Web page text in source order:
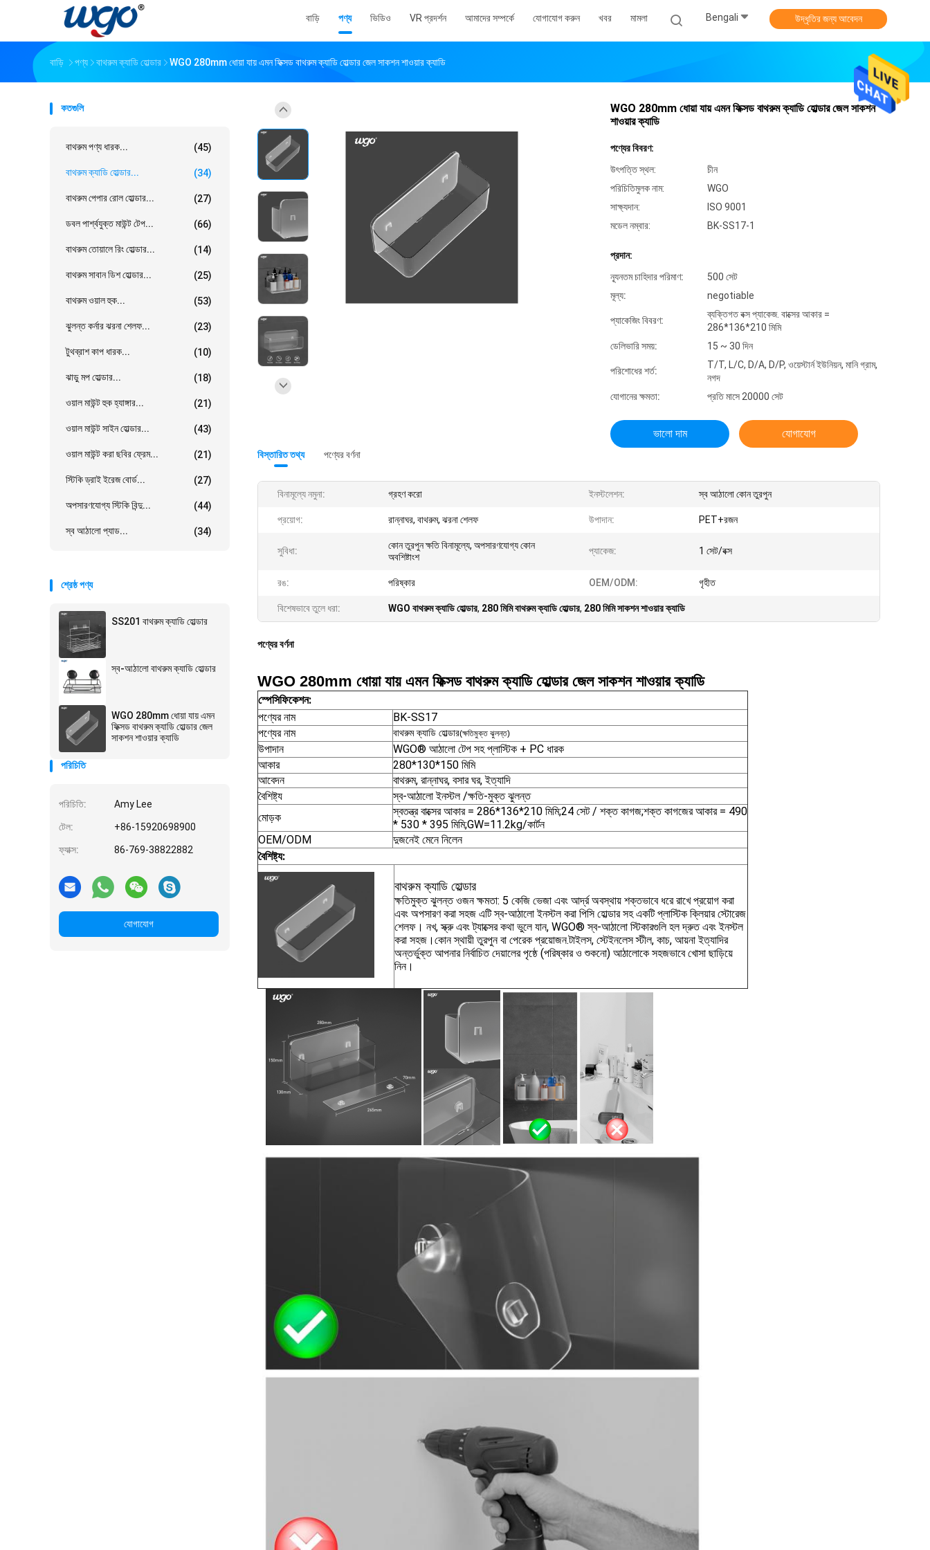
বাড়ি পণ্য ভিডিও VR প্রদর্শন আমাদের সম্পর্কে যোগাযোগ করুন খবর মামলা Bengali উদ্ধৃতির জন্য আবেদন
বাড়ি পণ্য বাথরুম ক্যাডি হোল্ডার WGO 280mm ধোয়া যায় এমন ফিক্সড বাথরুম ক্যাডি হোল্ডার জেল সাকশন শাওয়ার ক্যাডি
কতগুলি
বাথরুম পণ্য ধারক... (45)
বাথরুম ক্যাডি হোল্ডার... (34)
বাথরুম পেপার রোল হোল্ডার... (27)
ডবল পার্শ্বযুক্ত মাউন্ট টেপ... (66)
বাথরুম তোয়ালে রিং হোল্ডার... (14)
বাথরুম সাবান ডিশ হোল্ডার... (25)
বাথরুম ওয়াল হুক... (53)
ঝুলন্ত কর্নার ঝরনা শেলফ... (23)
টুথব্রাশ কাপ ধারক... (10)
ঝাড়ু মপ হোল্ডার... (18)
ওয়াল মাউন্ট হুক হ্যাঙ্গার... (21)
ওয়াল মাউন্ট সাইন হোল্ডার... (43)
ওয়াল মাউন্ট করা ছবির ফ্রেম... (21)
স্টিকি ড্রাই ইরেজ বোর্ড... (27)
অপসারণযোগ্য স্টিকি বিন্দু... (44)
স্ব আঠালো প্যাড... (34)
শ্রেষ্ঠ পণ্য
SS201 বাথরুম ক্যাডি হোল্ডার
স্ব-আঠালো বাথরুম ক্যাডি হোল্ডার
WGO 280mm ধোয়া যায় এমন
ফিক্সড বাথরুম ক্যাডি হোল্ডার জেল
সাকশন শাওয়ার ক্যাডি
পরিচিতি
পরিচিতি: Amy Lee
টেল: +86-15920698900
ফ্যাক্স: 86-769-38822882
যোগাযোগ
WGO 280mm ধোয়া যায় এমন ফিক্সড বাথরুম ক্যাডি হোল্ডার জেল সাকশন
শাওয়ার ক্যাডি
পণ্যের বিবরণ:
উৎপত্তি স্থল:
চীন
পরিচিতিমুলক নাম:
WGO
সাক্ষ্যদান:
ISO 9001
মডেল নম্বার:
BK-SS17-1
প্রদান:
ন্যূনতম চাহিদার পরিমাণ:
500 সেট
মূল্য:
negotiable
প্যাকেজিং বিবরণ:
ব্যক্তিগত বক্স প্যাকেজ. বাক্সের আকার =
286*136*210 মিমি
ডেলিভারি সময়:
15 ~ 30 দিন
পরিশোধের শর্ত:
T/T, L/C, D/A, D/P, ওয়েস্টার্ন ইউনিয়ন, মানি গ্রাম,
নগদ
যোগানের ক্ষমতা:
প্রতি মাসে 20000 সেট
ভালো দাম যোগাযোগ
বিস্তারিত তথ্য পণ্যের বর্ণনা
বিনামূল্যে নমুনা: গ্রহণ করো ইনস্টলেশন: স্ব আঠালো কোন তুরপুন
প্রয়োগ: রান্নাঘর, বাথরুম, ঝরনা শেলফ উপাদান: PET+রজন
সুবিধা:
কোন তুরপুন ক্ষতি বিনামূল্যে, অপসারণযোগ্য কোন
অবশিষ্টাংশ
প্যাকেজ: 1 সেট/বক্স
রঙ: পরিষ্কার OEM/ODM: গৃহীত
বিশেষভাবে তুলে ধরা: WGO বাথরুম ক্যাডি হোল্ডার, 280 মিমি বাথরুম ক্যাডি হোল্ডার, 280 মিমি সাকশন শাওয়ার ক্যাডি
পণ্যের বর্ণনা
WGO 280mm ধোয়া যায় এমন ফিক্সড বাথরুম ক্যাডি হোল্ডার জেল সাকশন শাওয়ার ক্যাডি
স্পেসিফিকেশন:
পণ্যের নাম
BK-SS17
পণ্যের নাম
বাথরুম ক্যাডি হোল্ডার(ক্ষতিমুক্ত ঝুলন্ত)
উপাদান
WGO® আঠালো টেপ সহ প্লাস্টিক + PC ধারক
আকার
280*130*150 মিমি
আবেদন
বাথরুম, রান্নাঘর, বসার ঘর, ইত্যাদি
বৈশিষ্ট্য
স্ব-আঠালো ইনস্টল /ক্ষতি-মুক্ত ঝুলন্ত
মোড়ক
স্বতন্ত্র বাক্সের আকার = 286*136*210 মিমি;24 সেট / শক্ত কাগজ;শক্ত কাগজের আকার = 490
* 530 * 395 মিমি;GW=11.2kg/কার্টন
OEM/ODM
দুজনেই মেনে নিলেন
বৈশিষ্ট্য:
বাথরুম ক্যাডি হোল্ডার
ক্ষতিমুক্ত ঝুলন্ত ওজন ক্ষমতা: 5 কেজি ভেজা এবং আর্দ্র অবস্থায় শক্তভাবে ধরে রাখে প্রয়োগ করা
এবং অপসারণ করা সহজ এটি স্ব-আঠালো ইনস্টল করা পিসি হোল্ডার সহ একটি প্লাস্টিক ক্লিয়ার স্টোরেজ
শেলফ। নখ, স্ক্রু এবং ট্যাক্সের কথা ভুলে যান, WGO® স্ব-আঠালো স্টিকারগুলি হল দ্রুত এবং ইনস্টল
করা সহজ।কোন স্থায়ী তুরপুন বা পেরেক প্রয়োজন.টাইলস, স্টেইনলেস স্টীল, কাচ, আয়না ইত্যাদির
অন্তর্ভুক্ত আপনার নির্বাচিত দেয়ালের পৃষ্ঠে (পরিষ্কার ও শুকনো) আঠালোকে সহজভাবে খোসা ছাড়িয়ে
নিন।